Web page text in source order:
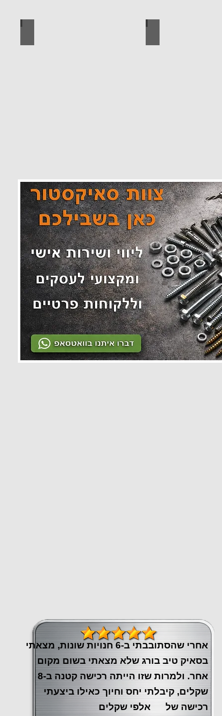
אחרי שהסתובבתי ב-6 חנויות שונות, מצאתי
בסאיק טיב בורג שלא מצאתי בשום מקום
אחר. ולמרות שזו הייתה רכישה קטנה ב-8
שקלים, קיבלתי יחס וחיוך כאילו ביצעתי
רכישה של אלפי שקלים